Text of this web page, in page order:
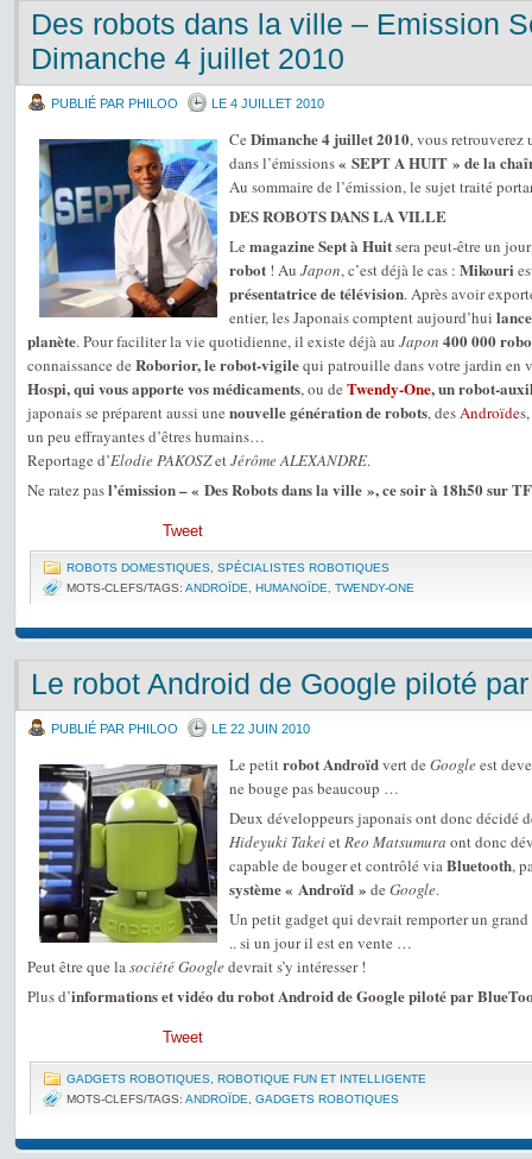
Des robots dans la ville – Emission
Dimanche 4 juillet 2010
PUBLIÉ PAR PHILOO LE 4 JUILLET 2010
Ce Dimanche 4 juillet 2010, vous retrouverez
dans l’émissions« SEPT A HUIT » de la
Au sommaire de l’émission, le sujet traité
DES ROBOTS DANS LA VILLE
Le magazine Sept à Huitsera peut-être un
robot ! Au Japon, c’est déjà le cas : Mikouri
présentatrice de télévision. Après avoir
entier, les Japonais comptent aujourd’hui
planète. Pour faciliter la vie quotidienne, il existe déjà au Japon 400 000
connaissance de Roborior, le robot-vigilequi patrouille dans votre jardin en
Hospi, qui vous apporte vos médicaments, ou de Twendy-One, un robot-
japonais se préparent aussi une nouvelle génération de robots, desAndroïde
un peu effrayantes d’êtres humains…
Reportage d’Elodie PAKOSZetJérôme ALEXANDRE.
Ne ratez pasl’émission – « Des Robots dans la ville », ce soir à 18h50 sur
Tweet
ROBOTS DOMESTIQUES SPÉCIALISTES ROBOTIQUES
MOTS-CLEFS/TAGS: ANDROÏDE HUMANOÏDE TWENDY-ONE
Le robot Android de Google piloté
PUBLIÉ PAR PHILOO LE 22 JUIN 2010
Le petitrobot Androïdvert de Googleest
ne bouge pas beaucoup …
Deux développeurs japonais ont donc décidé
Hideyuki TakeietReo Matsumura ont donc
capable de bouger et contrôlé viaBluetooth,
système « Androïd » de Google.
Un petit gadget qui devrait remporter un grand
.. si un jour il est en vente …
Peut être que lasociété Googledevrait s’y intéresser !
Plus d’informations et vidéo du robot Android de Google piloté par
Tweet
GADGETS ROBOTIQUES ROBOTIQUE FUN ET INTELLIGENTE
MOTS-CLEFS/TAGS: ANDROÏDE GADGETS ROBOTIQUES